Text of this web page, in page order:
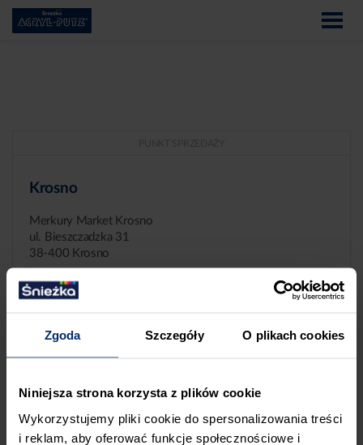
Zgoda Szczegóły O plikach cookies
Niniejsza strona korzysta z plików cookie
Wykorzystujemy pliki cookie do spersonalizowania treści
i reklam, aby oferować funkcje społecznościowe i
Krosno
Merkury Market Krosno
ul. Bieszczadzka 31
38-400 Krosno
Jeśli uważasz, że ten sklep nie powinien znaleźć się na liście
sklepów współpracujących z firmą Śnieżka lub zauważyłeś, że